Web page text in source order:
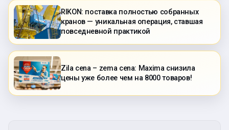
RIKON: поставка полностью собранных
кранов — уникальная операция, ставшая
повседневной практикой
Zila cena – zema cena: Maxima снизила
цены уже более чем на 8000 товаров!